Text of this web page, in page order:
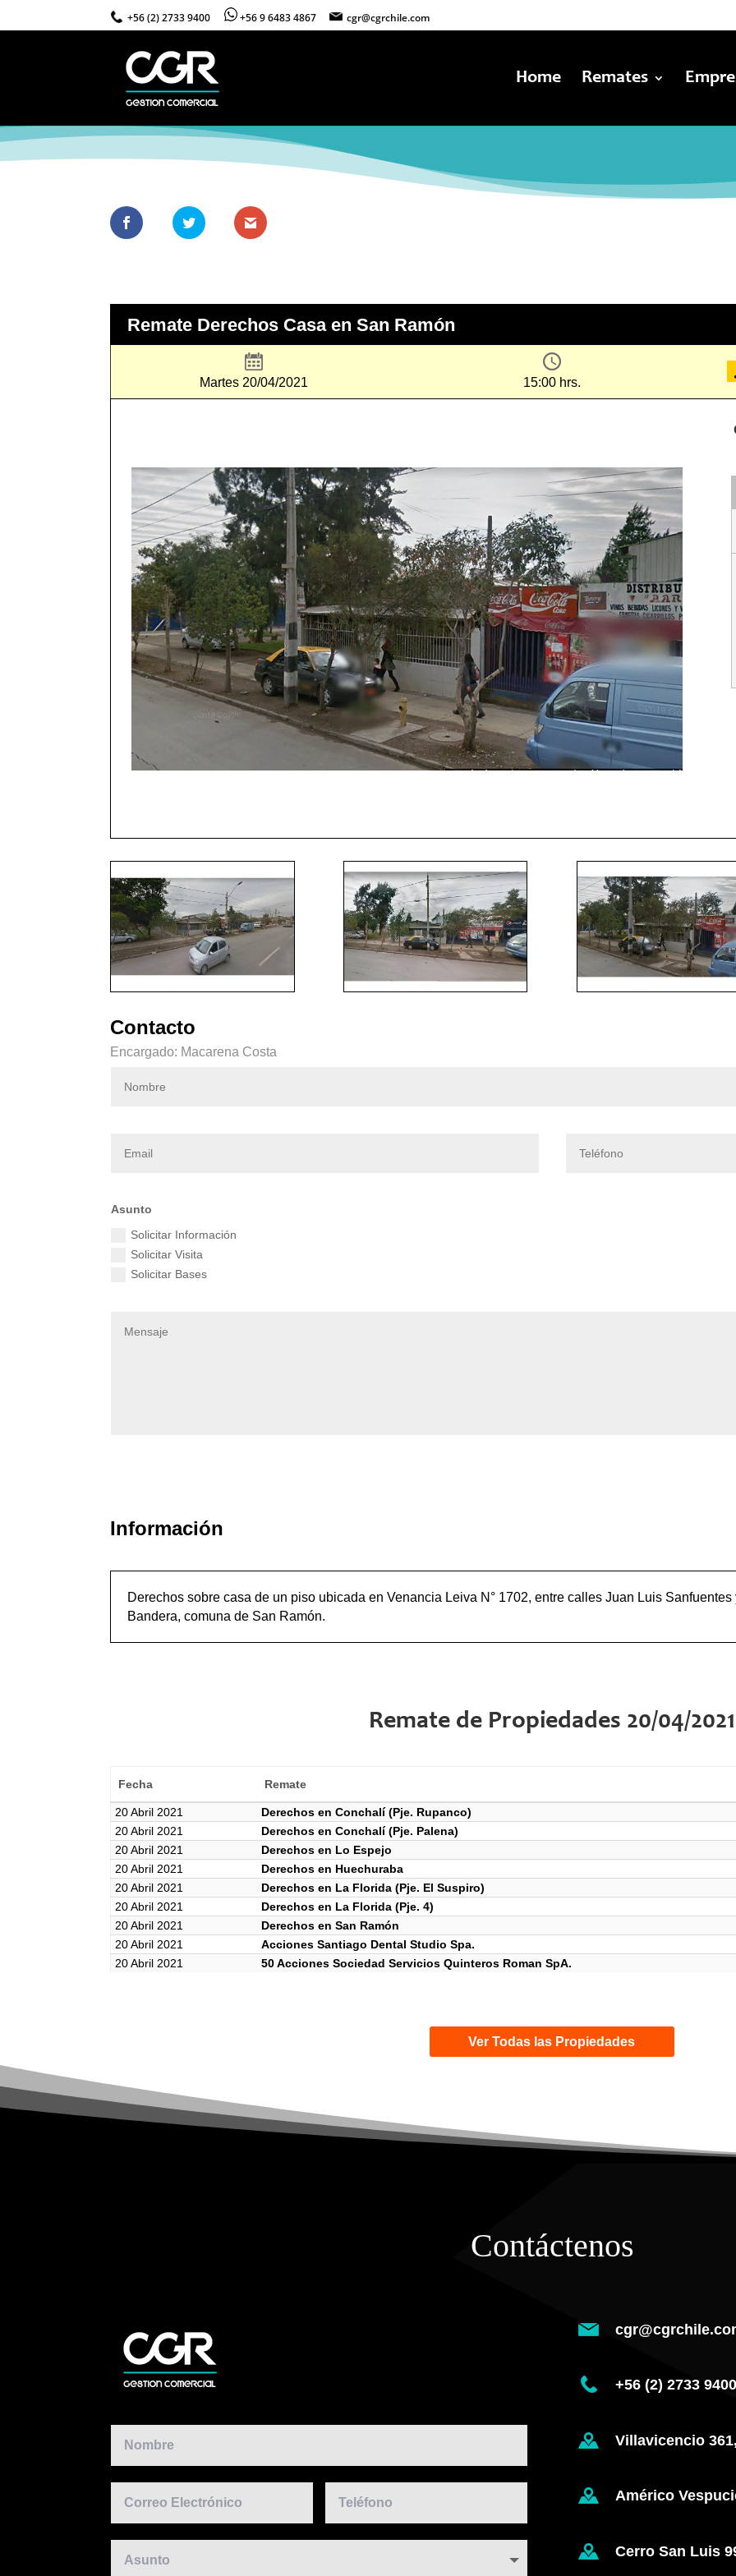
+56 (2) 2733 9400 +56 9 6483 4867 cgr@cgrchile.com
Home Remates
Remate Derechos Casa en San Ramón
Martes 20/04/2021 15:00 hrs.
Contacto
Encargado: Macarena Costa
Asunto
Solicitar Información
Solicitar Visita
Solicitar Bases
Información
Derechos sobre casa de un piso ubicada en Venancia Leiva N° 1702, entre calles Juan Luis
Bandera, comuna de San Ramón.
Remate de Propiedades 20/04/2021
Fecha Remate
20 Abril 2021 Derechos en Conchalí (Pje. Rupanco)
20 Abril 2021
Derechos en Conchalí (Pje. Palena)
20 Abril 2021
Derechos en Lo Espejo
20 Abril 2021
Derechos en Huechuraba
20 Abril 2021
Derechos en La Florida (Pje. El Suspiro)
20 Abril 2021
Derechos en La Florida (Pje. 4)
20 Abril 2021
Derechos en San Ramón
20 Abril 2021
Acciones Santiago Dental Studio Spa.
20 Abril 2021
50 Acciones Sociedad Servicios Quinteros Roman SpA.
Ver Todas las Propiedades
Contáctenos
+56 (2) 2733 9400
Villavicencio
Américo
Cerro San Luis